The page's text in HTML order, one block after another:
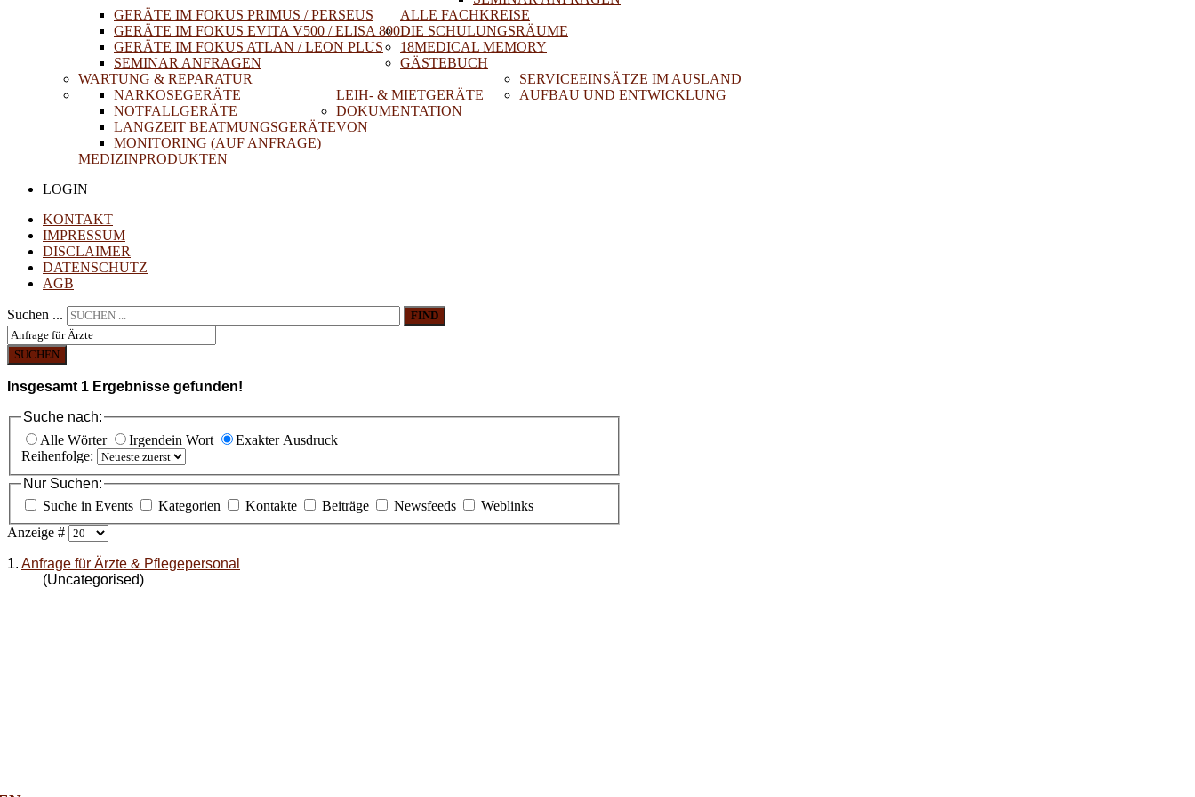
ALLE FACHKREISE
GERÄTE IM FOKUS PRIMUS / PERSEUS
GERÄTE IM FOKUS EVITA V500 / ELISA 800
GERÄTE IM FOKUS ATLAN / LEON PLUS
SEMINAR ANFRAGEN
DIE SCHULUNGSRÄUME
18MEDICAL MEMORY
GÄSTEBUCH
WARTUNG & REPARATUR
LEIH- & MIETGERÄTE
NARKOSEGERÄTE
NOTFALLGERÄTE
LANGZEIT BEATMUNGSGERÄTE
MONITORING (AUF ANFRAGE)
DOKUMENTATION
VON
MEDIZINPRODUKTEN
SERVICEEINSÄTZE IM AUSLAND
AUFBAU UND ENTWICKLUNG
LOGIN
KONTAKT
IMPRESSUM
DISCLAIMER
DATENSCHUTZ
AGB
Suchen ... FIND
SUCHEN
Insgesamt 1 Ergebnisse gefunden!
Suche nach:
Alle Wörter
Irgendein Wort
Exakter Ausdruck
Reihenfolge:
Nur Suchen:
Suche in Events
Kategorien Kontakte Beiträge Newsfeeds
Weblinks
Anzeige #
1. Anfrage für Ärzte & Pflegepersonal
(Uncategorised)